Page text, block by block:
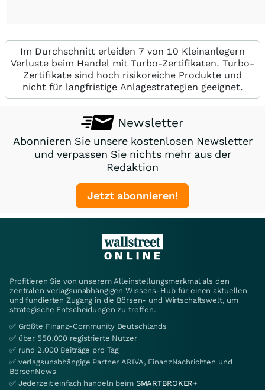
Im Durchschnitt erleiden 7 von 10 Kleinanlegern
Verluste beim Handel mit Turbo-Zertifikaten. Turbo-
Zertifikate sind hoch risikoreiche Produkte und
nicht für langfristige Anlagestrategien geeignet.
Newsletter
Abonnieren Sie unsere kostenlosen Newsletter
und verpassen Sie nichts mehr aus der
Redaktion
Jetzt abonnieren!
Profitieren Sie von unserem Alleinstellungsmerkmal als den
zentralen verlagsunabhängigen Wissens-Hub für einen aktuellen
und fundierten Zugang in die Börsen- und Wirtschaftswelt, um
strategische Entscheidungen zu treffen.
✅ Größte Finanz-Community Deutschlands
✅ über 550.000 registrierte Nutzer
✅ rund 2.000 Beiträge pro Tag
✅ verlagsunabhängige Partner ARIVA, FinanzNachrichten und
BörsenNews
✅ Jederzeit einfach handeln beim SMARTBROKER+